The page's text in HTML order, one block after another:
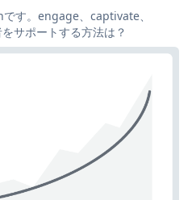
す。engage、captivate、
サポートする方法は？